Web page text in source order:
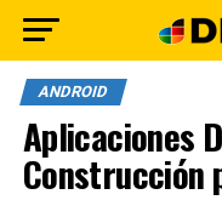
ANDROID
Aplicaciones
Construcción